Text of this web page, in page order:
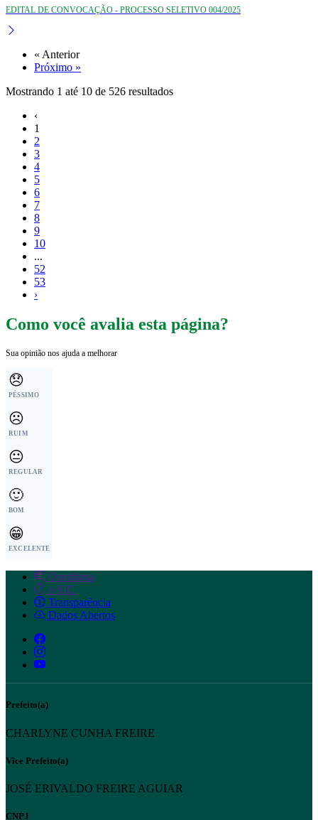
EDITAL DE CONVOCAÇÃO - PROCESSO SELETIVO 004/2025
« Anterior
Próximo »
Mostrando 1 até 10 de 526 resultados
‹
1
2
3
4
5
6
7
8
9
10
...
52
53
›
Como você avalia esta página?
Sua opinião nos ajuda a melhorar
😞
PÉSSIMO
☹️
RUIM
😐
REGULAR
🙂
BOM
😁
EXCELENTE
Ouvidoria
e-SIC
Transparência
Dados Abertos
Prefeito(a)
CHARLYNE CUNHA FREIRE
Vice Prefeito(a)
JOSÉ ERIVALDO FREIRE AGUIAR
CNPJ